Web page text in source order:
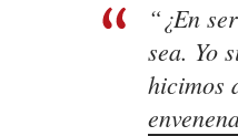
“¿En
sea. Yo
hicimos